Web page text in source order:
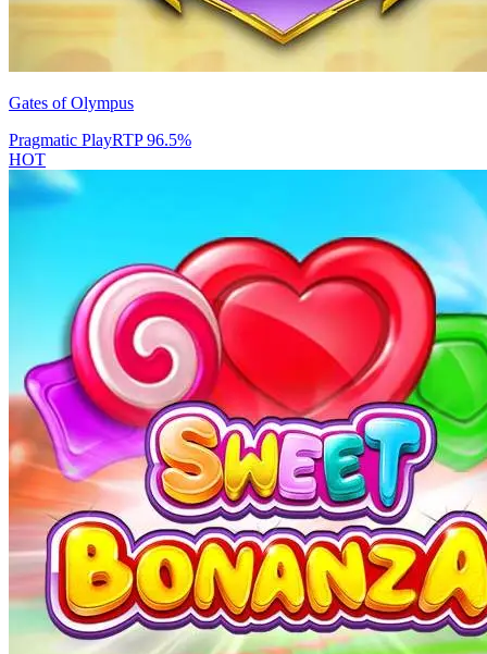
Gates of Olympus
Pragmatic PlayRTP96.5%
HOT